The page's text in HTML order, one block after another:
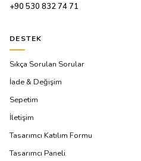
+90 530 832 74 71
DESTEK
Sıkça Sorulan Sorular
İade & Değişim
Sepetim
İletişim
Tasarımcı Katılım Formu
Tasarımcı Paneli